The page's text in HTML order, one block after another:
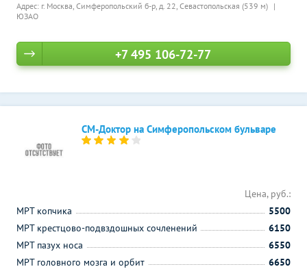
Адрес: г. Москва, Симферопольский б-р, д. 22, Севастопольская (539 м)
ЮЗАО
+7 495 106-72-77
СМ-Доктор на Симферопольском бульваре
Цена, руб.:
МРТ копчика
5500
МРТ крестцово-подвздошных сочленений
6150
МРТ пазух носа
6550
МРТ головного мозга и орбит
6650